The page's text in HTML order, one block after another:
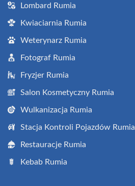
Lombard Rumia
Kwiaciarnia Rumia
Weterynarz Rumia
Fotograf Rumia
Fryzjer Rumia
Salon Kosmetyczny Rumia
Wulkanizacja Rumia
Stacja Kontroli Pojazdów Rumia
Restauracje Rumia
Kebab Rumia